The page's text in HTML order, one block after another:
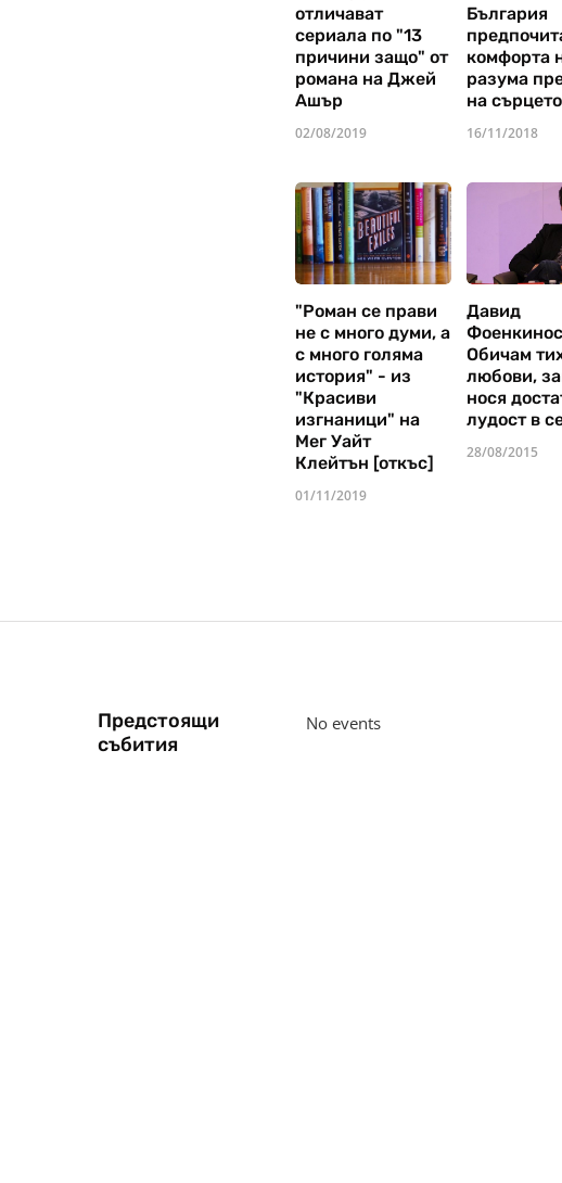
отличават
сериала по "13
причини защо" от
романа на Джей
Ашър
02/08/2019
България
комфорта
разума
на сърцето
16/11/2018
"Роман се прави
не с много думи, а
с много голяма
история" - из
"Красиви
изгнаници" на
Мег Уайт
Клейтън [откъс]
01/11/2019
Давид
Обичам
любови,
нося
лудост в
28/08/2015
Предстоящи
събития
No events